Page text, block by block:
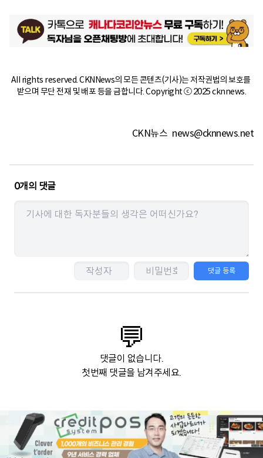
All rights reserved. CKNNews의 모든 콘텐츠(기사)는 저작권법의 보호를
받으며 무단 전재 및 배포 등을 금합니다. Copyright ⓒ 2025 cknnews.
CKN뉴스 news@cknnews.net
0개의 댓글
댓글 등록
💬
댓글이 없습니다.
첫번째 댓글을 남겨주세요.